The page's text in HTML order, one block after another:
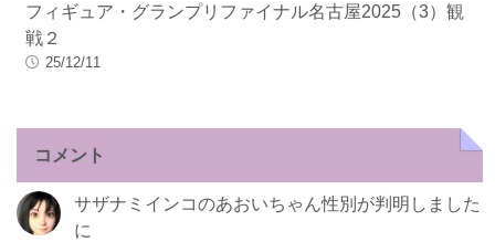
フィギュア・グランプリファイナル名古屋2025（3）観
戦２
25/12/11
コメント
サザナミインコのあおいちゃん性別が判明しました
に